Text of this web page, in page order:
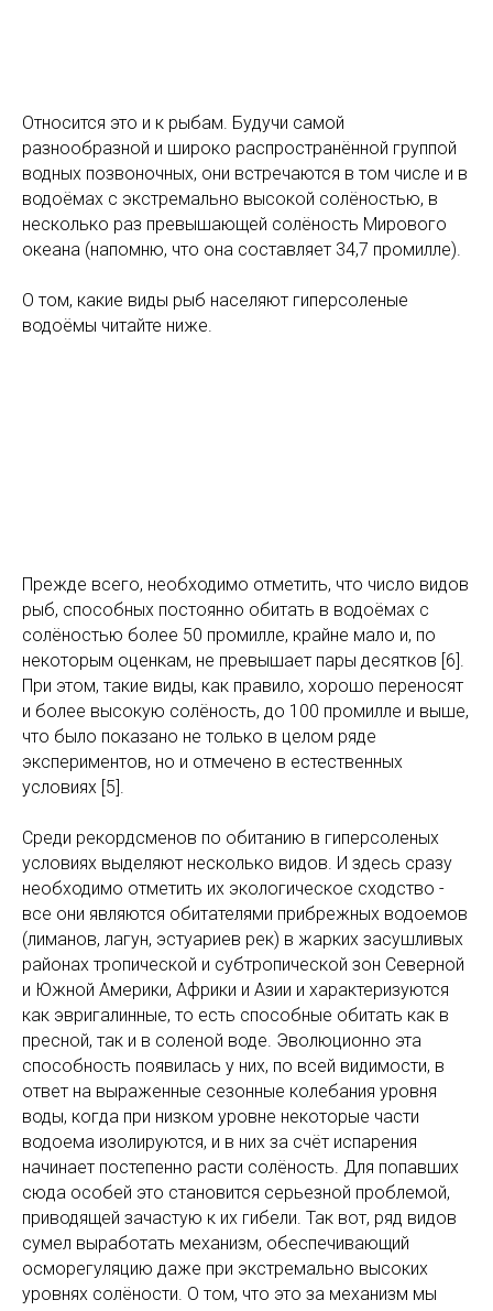
Относится это и к рыбам. Будучи самой
разнообразной и широко распространённой группой
водных позвоночных, они встречаются в том числе и в
водоёмах с экстремально высокой солёностью, в
несколько раз превышающей солёность Мирового
океана (напомню, что она составляет 34,7 промилле).
О том, какие виды рыб населяют гиперсоленые
водоёмы читайте ниже.
Прежде всего, необходимо отметить, что число видов
рыб, способных постоянно обитать в водоёмах с
солёностью более 50 промилле, крайне мало и, по
некоторым оценкам, не превышает пары десятков [6].
При этом, такие виды, как правило, хорошо переносят
и более высокую солёность, до 100 промилле и выше,
что было показано не только в целом ряде
экспериментов, но и отмечено в естественных
условиях [5].
Среди рекордсменов по обитанию в гиперсоленых
условиях выделяют несколько видов. И здесь сразу
необходимо отметить их экологическое сходство -
все они являются обитателями прибрежных водоемов
(лиманов, лагун, эстуариев рек) в жарких засушливых
районах тропической и субтропической зон Северной
и Южной Америки, Африки и Азии и характеризуются
как эвригалинные, то есть способные обитать как в
пресной, так и в соленой воде. Эволюционно эта
способность появилась у них, по всей видимости, в
ответ на выраженные сезонные колебания уровня
воды, когда при низком уровне некоторые части
водоема изолируются, и в них за счёт испарения
начинает постепенно расти солёность. Для попавших
сюда особей это становится серьезной проблемой,
приводящей зачастую к их гибели. Так вот, ряд видов
сумел выработать механизм, обеспечивающий
осморегуляцию даже при экстремально высоких
уровнях солёности. О том, что это за механизм мы